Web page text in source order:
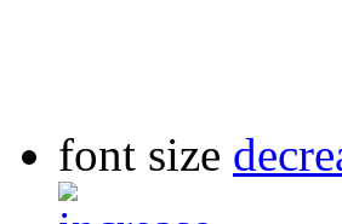
font size